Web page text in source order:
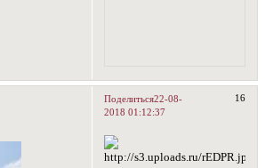
Поделиться 16
22-08-
2018 01:12:37